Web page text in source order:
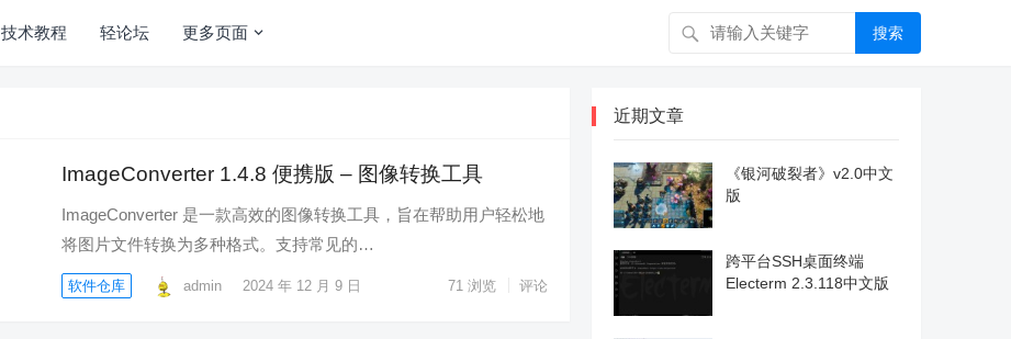
技术教程 轻论坛 更多页面 搜索
ImageConverter 1.4.8 便携版 – 图像转换工具
ImageConverter 是一款高效的图像转换工具，旨在帮助用户轻松地
将图片文件转换为多种格式。支持常见的…
软件仓库 admin 2024 年 12 月 9 日 71 浏览 评论
近期文章
《银河破裂者》v2.0中文
版
跨平台SSH桌面终端
Electerm 2.3.118中文版